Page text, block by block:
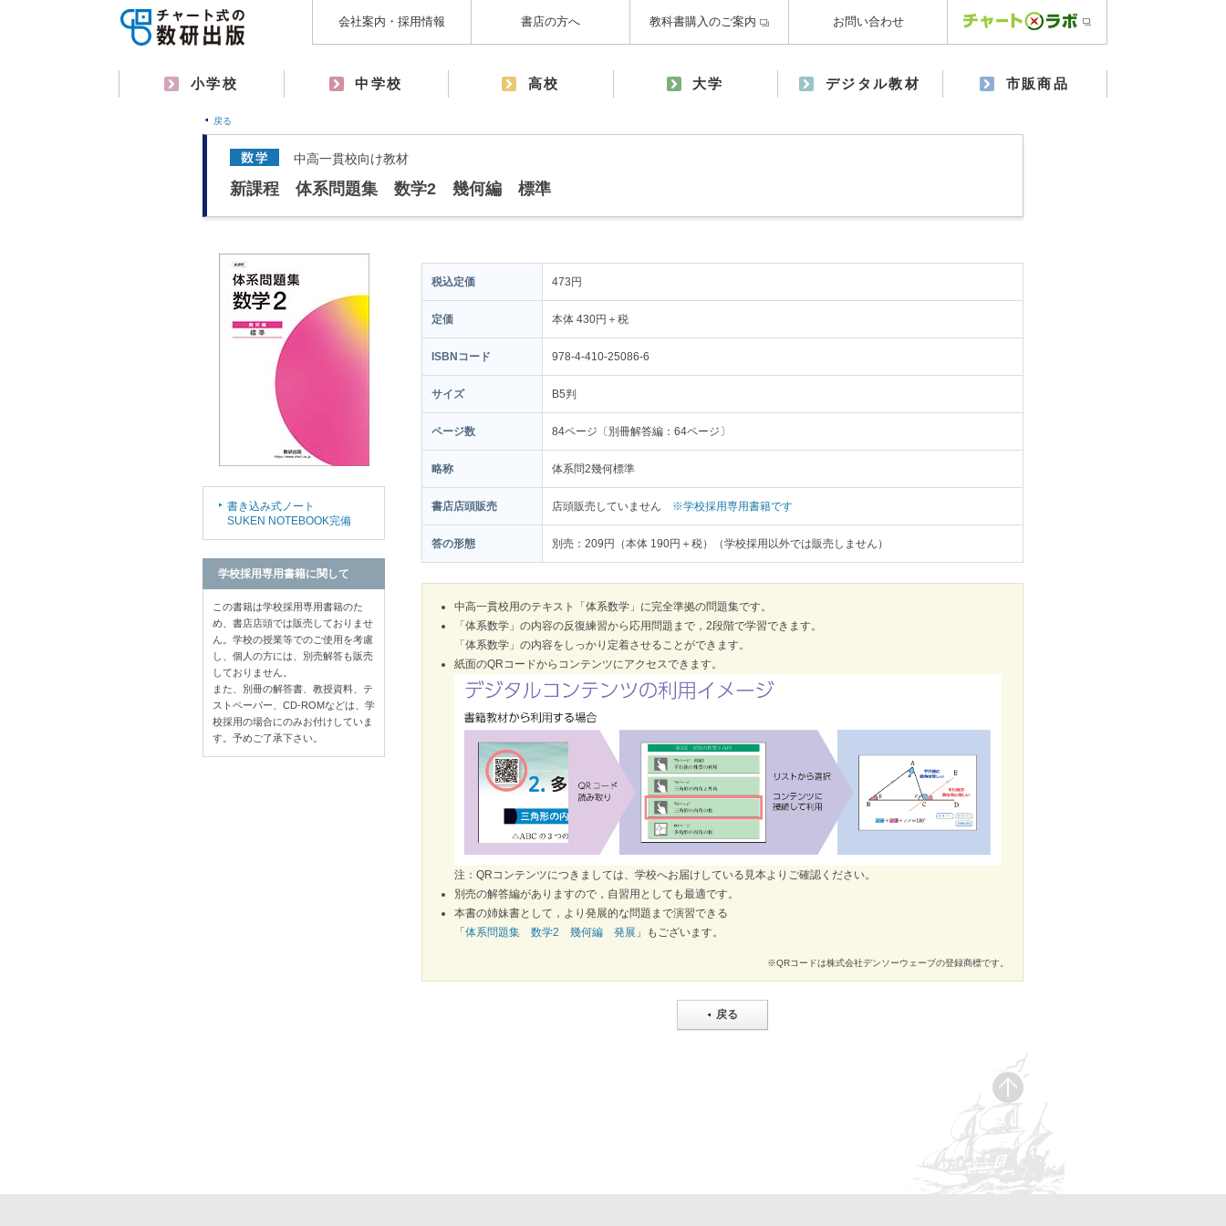
会社案内・採用情報 書店の方へ 教科書購入のご案内 お問い合わせ
小学校 中学校 高校 大学 デジタル教材 市販商品
戻る
中高一貫校向け教材
新課程 体系問題集 数学2 幾何編 標準
税込定価 473円
定価 本体 430円＋税
ISBNコード 978-4-410-25086-6
サイズ B5判
ページ数 84ページ〔別冊解答編：64ページ〕
略称 体系問2幾何標準
書店店頭販売 店頭販売していません ※学校採用専用書籍です
答の形態 別売：209円（本体 190円＋税）（学校採用以外では販売しません）
中高一貫校用のテキスト「体系数学」に完全準拠の問題集です。
「体系数学」の内容の反復練習から応用問題まで，2段階で学習できます。
「体系数学」の内容をしっかり定着させることができます。
紙面のQRコードからコンテンツにアクセスできます。
注：QRコンテンツにつきましては、学校へお届けしている見本よりご確認ください。
別売の解答編がありますので，自習用としても最適です。
本書の姉妹書として，より発展的な問題まで演習できる
「体系問題集 数学2 幾何編 発展 」もございます。
※QRコードは株式会社デンソーウェーブの登録商標です。
戻る
書き込み式ノート
SUKEN NOTEBOOK完備
学校採用専用書籍に関して
この書籍は学校採用専用書籍のた
め、書店店頭では販売しておりませ
ん。学校の授業等でのご使用を考慮
し、個人の方には、別売解答も販売
しておりません。
また、別冊の解答書、教授資料、テ
ストペーパー、CD-ROMなどは、学
校採用の場合にのみお付けしていま
す。予めご了承下さい。